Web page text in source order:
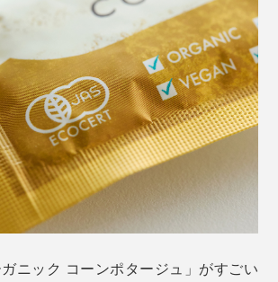
ーパースイートコーン」を皮ごと細か
コトコト煮込んだポタージュ。
てなめらかにするそうですが、ツブツ
めに、あえて裏漉ししていません。
状に。
ガニック コーンポタージュ」がすごい